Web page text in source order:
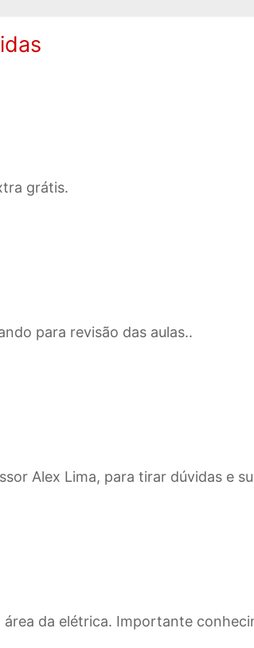
grátis.
para revisão das aulas..
Alex Lima, para tirar dúvidas e
área da elétrica. Importante